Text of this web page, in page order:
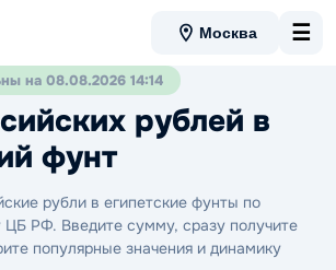
Москва ☰
на 08.08.2026 14:14
рублей в
фунт
рубли в египетские фунты по
ЦБ РФ. Введите сумму, сразу получите
популярные значения и динамику